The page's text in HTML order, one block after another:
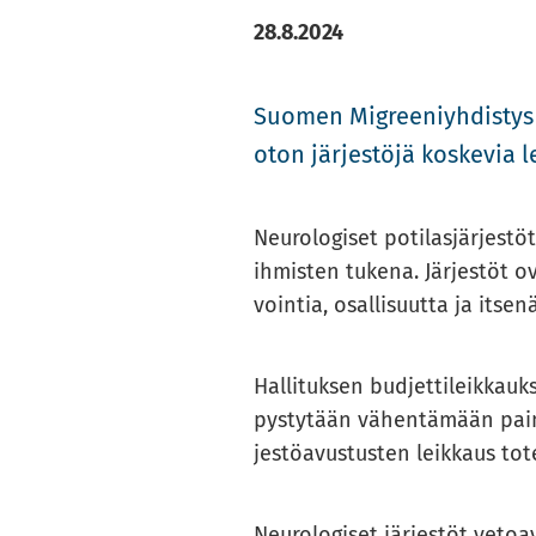
28.8.2024
Suo­men
o­ton jär­jes­tö­jä kos­ke­via
Neu­ro­lo­gi­set
ih­mis­ten tu­ke­na. Jär­jes­töt
voin­tia, osal­li­suut­ta ja
Hal­li­tuk­sen
pys­ty­tään vä­hen­tä­mään
jes­tö­avus­tus­ten leik­kaus